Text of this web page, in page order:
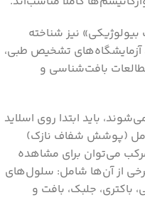
نیز شناخته
تشخیص طبی،
بافت‌شناسی و
باید ابتدا روی اسلاید
(پوشش شفاف نازک)
می‌توان برای مشاهده
از آن‌‌ها شامل: سلول‌‌های
جلبک، بافت و